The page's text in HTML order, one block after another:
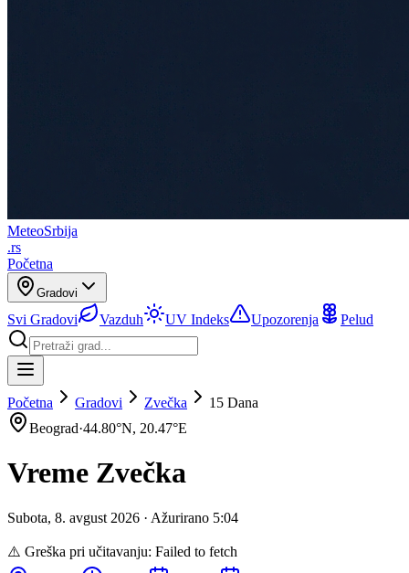
MeteoSrbija
.rs
Početna
Gradovi
Svi Gradovi Vazduh UV Indeks Upozorenja Pelud
Početna Gradovi Zvečka
15 Dana
Beograd·44.80°N, 20.47°E
Vreme Zvečka
Subota, 8. avgust 2026 · Ažurirano 5:04
⚠️ Greška pri učitavanju: Failed to fetch